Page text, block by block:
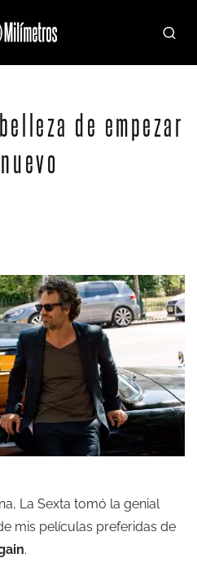
de empezar
La Sexta tomó la genial
mis películas preferidas de
.